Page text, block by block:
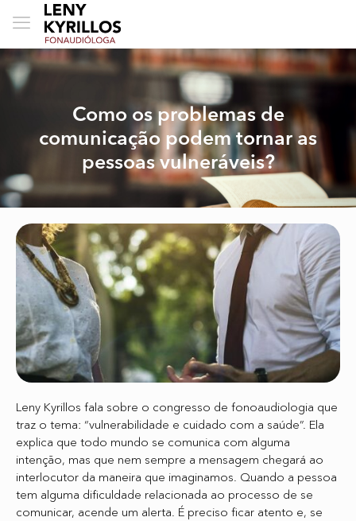
Como os problemas de
comunicação podem tornar as
pessoas vulneráveis?
Leny Kyrillos fala sobre o congresso de fonoaudiologia que
traz o tema: “vulnerabilidade e cuidado com a saúde”. Ela
explica que todo mundo se comunica com alguma
intenção, mas que nem sempre a mensagem chegará ao
interlocutor da maneira que imaginamos. Quando a pessoa
tem alguma dificuldade relacionada ao processo de se
comunicar, acende um alerta. É preciso ficar atento e, se